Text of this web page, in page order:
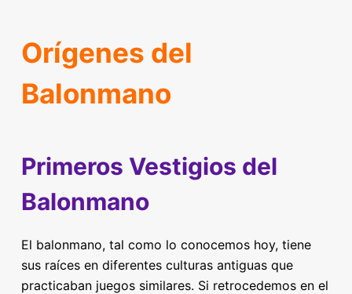
Orígenes del
Balonmano
Primeros Vestigios del
Balonmano
El balonmano, tal como lo conocemos hoy, tiene
sus raíces en diferentes culturas antiguas que
practicaban juegos similares. Si retrocedemos en el